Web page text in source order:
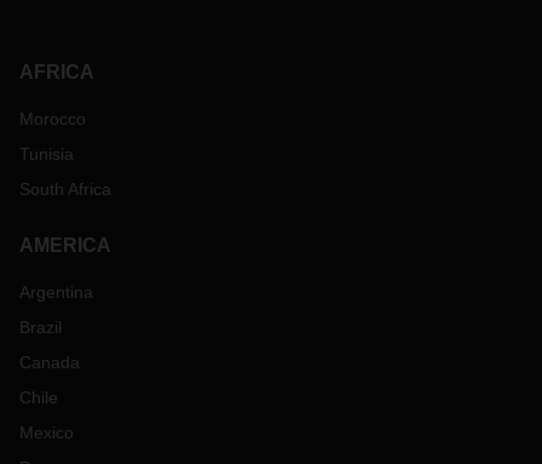
AFRICA
Morocco
Tunisia
South Africa
AMERICA
Argentina
Brazil
Canada
Chile
Mexico